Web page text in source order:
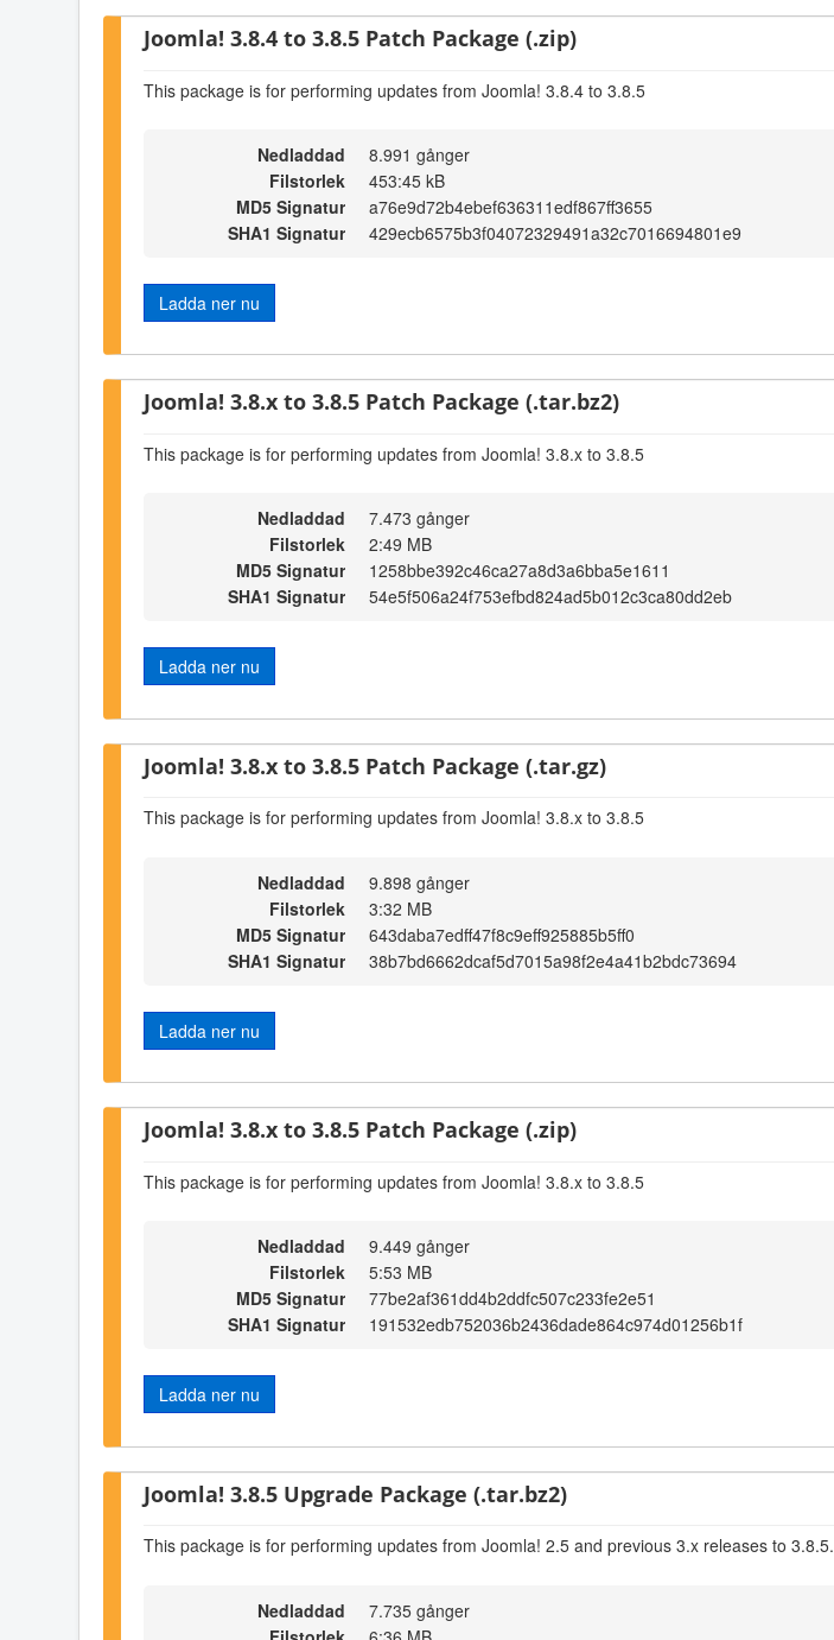
Joomla! 3.8.4 to 3.8.5 Patch Package (.zip)
This package is for performing updates from Joomla! 3.8.4 to 3.8.5
Nedladdad
8.991 gånger
Filstorlek
453:45 kB
MD5 Signatur
a76e9d72b4ebef636311edf867ff3655
SHA1 Signatur
429ecb6575b3f04072329491a32c7016694801e9
Ladda ner nu
Joomla! 3.8.x to 3.8.5 Patch Package (.tar.bz2)
This package is for performing updates from Joomla! 3.8.x to 3.8.5
Nedladdad
7.473 gånger
Filstorlek
2:49 MB
MD5 Signatur
1258bbe392c46ca27a8d3a6bba5e1611
SHA1 Signatur
54e5f506a24f753efbd824ad5b012c3ca80dd2eb
Ladda ner nu
Joomla! 3.8.x to 3.8.5 Patch Package (.tar.gz)
This package is for performing updates from Joomla! 3.8.x to 3.8.5
Nedladdad
9.898 gånger
Filstorlek
3:32 MB
MD5 Signatur
643daba7edff47f8c9eff925885b5ff0
SHA1 Signatur
38b7bd6662dcaf5d7015a98f2e4a41b2bdc73694
Ladda ner nu
Joomla! 3.8.x to 3.8.5 Patch Package (.zip)
This package is for performing updates from Joomla! 3.8.x to 3.8.5
Nedladdad
9.449 gånger
Filstorlek
5:53 MB
MD5 Signatur
77be2af361dd4b2ddfc507c233fe2e51
SHA1 Signatur
191532edb752036b2436dade864c974d01256b1f
Ladda ner nu
Joomla! 3.8.5 Upgrade Package (.tar.bz2)
This package is for performing updates from Joomla! 2.5 and previous 3.x releases to 3.8.5.
Nedladdad
7.735 gånger